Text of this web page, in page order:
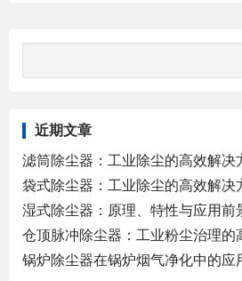
近期文章
滤筒除尘器：工业除尘的高效解决
袋式除尘器：工业除尘的高效解决
湿式除尘器：原理、特性与应用前
仓顶脉冲除尘器：工业粉尘治理的
锅炉除尘器在锅炉烟气净化中的应